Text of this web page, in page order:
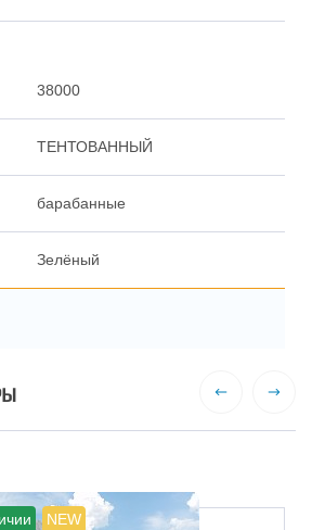
38000
ТЕНТОВАННЫЙ
барабанные
Зелёный
NEW